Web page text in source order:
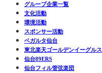
グループ企業一覧
文化活動
環境活動
スポンサー活動
ベガルタ仙台
東北楽天ゴールデンイーグルス
仙台89ERS
仙台フィル管弦楽団